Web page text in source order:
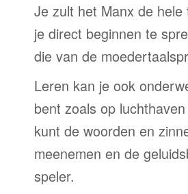
Je zult het Manx de
je direct beginnen te
die van de
Leren kan je ook
bent zoals op
kunt de woorden en
meenemen en de
speler.